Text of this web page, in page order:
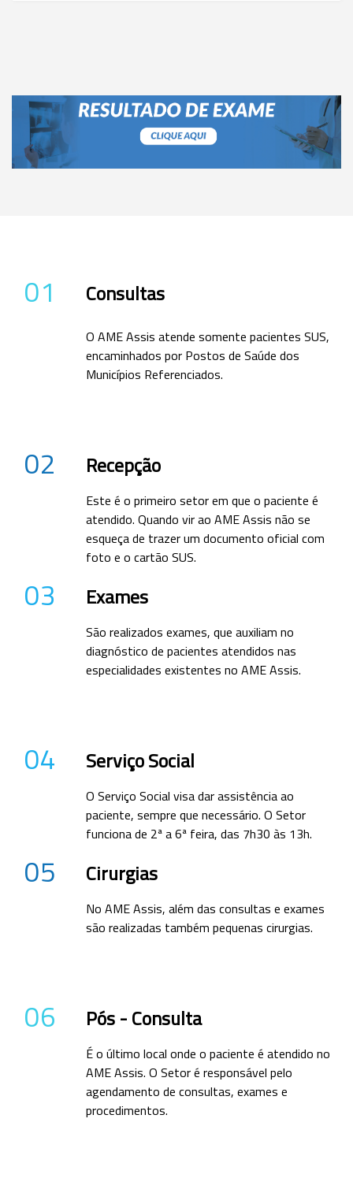
01 Consultas
O AME Assis atende somente pacientes SUS,
encaminhados por Postos de Saúde dos
Municípios Referenciados.
02 Recepção
Este é o primeiro setor em que o paciente é
atendido. Quando vir ao AME Assis não se
esqueça de trazer um documento oficial com
foto e o cartão SUS.
03 Exames
São realizados exames, que auxiliam no
diagnóstico de pacientes atendidos nas
especialidades existentes no AME Assis.
04 Serviço Social
O Serviço Social visa dar assistência ao
paciente, sempre que necessário. O Setor
funciona de 2ª a 6ª feira, das 7h30 às 13h.
05 Cirurgias
No AME Assis, além das consultas e exames
são realizadas também pequenas cirurgias.
06 Pós - Consulta
É o último local onde o paciente é atendido no
AME Assis. O Setor é responsável pelo
agendamento de consultas, exames e
procedimentos.